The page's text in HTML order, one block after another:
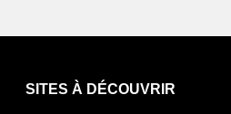
SITES À DÉCOUVRIR